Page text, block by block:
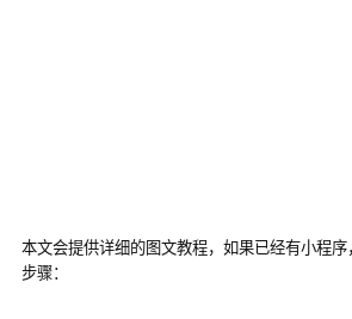
本文会提供详细的图文教程，如果已经有小程
步骤：